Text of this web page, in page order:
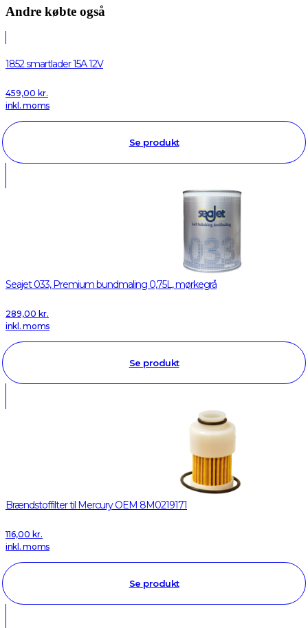
Andre købte også
1852 smartlader 15A 12V
459,00 kr.
inkl. moms
Se produkt
Seajet 033, Premium bundmaling 0,75L, mørkegrå
289,00 kr.
inkl. moms
Se produkt
Brændstoffilter til Mercury OEM 8M0219171
116,00 kr.
inkl. moms
Se produkt